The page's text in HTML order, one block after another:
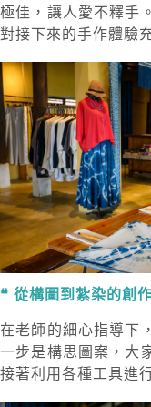
極佳，讓人愛不釋手
對接下來的手作體驗
從構圖到紮染的創
在老師的細心指導下
一步是構思圖案，大
接著利用各種工具進